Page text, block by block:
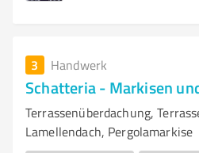
3 Handwerk
Schatteria - Markisen
Terrassenüberdachung,
Lamellendach, Pergolamarkise